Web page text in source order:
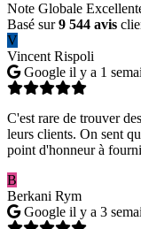
Note Globale
Basé sur9 544 avis
V
Vincent Rispoli
Google il y a 1
C'est rare de trouver
leurs clients. On sent
point d'honneur à
B
Berkani Rym
Google il y a 3